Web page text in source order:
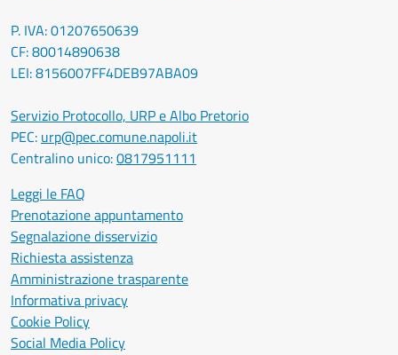
P. IVA: 01207650639
CF: 80014890638
LEI: 8156007FF4DEB97ABA09
Servizio Protocollo, URP e Albo Pretorio
PEC: urp@pec.comune.napoli.it
Centralino unico:0817951111
Leggi le FAQ
Prenotazione appuntamento
Segnalazione disservizio
Richiesta assistenza
Amministrazione trasparente
Informativa privacy
Cookie Policy
Social Media Policy